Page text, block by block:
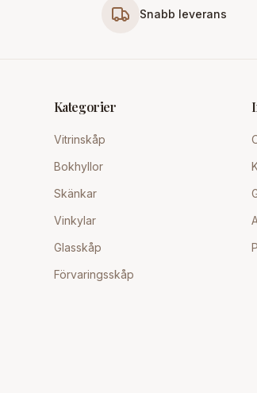
Snabb leverans
Kategorier
Vitrinskåp
Bokhyllor
Skänkar
Vinkylar
Glasskåp
Förvaringsskåp